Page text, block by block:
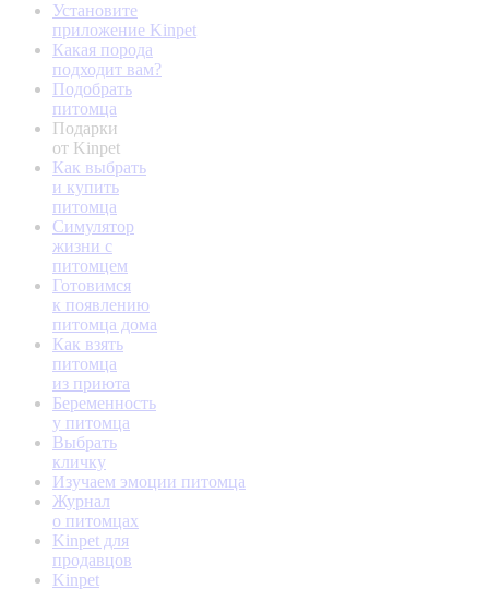
Установите
приложение Kinpet
Какая порода
подходит вам?
Подобрать
питомца
Подарки
от Kinpet
Как выбрать
и купить
питомца
Симулятор
жизни с
питомцем
Готовимся
к появлению
питомца дома
Как взять
питомца
из приюта
Беременность
у питомца
Выбрать
кличку
Изучаем эмоции питомца
Журнал
о питомцах
Kinpet для
продавцов
Kinpet